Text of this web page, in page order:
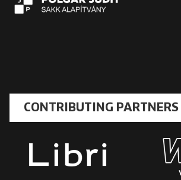
CONTRIBUTING PARTNERS